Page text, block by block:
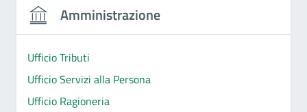
Amministrazione
Ufficio Tributi
Ufficio Servizi alla Persona
Ufficio Ragioneria